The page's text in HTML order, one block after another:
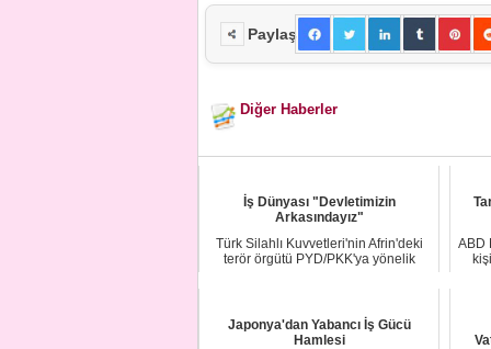
Paylaş
Diğer Haberler
İş Dünyası "Devletimizin
Arkasındayız"
Türk Silahlı Kuvvetleri'nin Afrin'deki
terör örgütü PYD/PKK'ya yönelik
ABD
Japonya'dan Yabancı İş Gücü
Hamlesi